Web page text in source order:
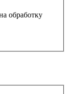
обработку